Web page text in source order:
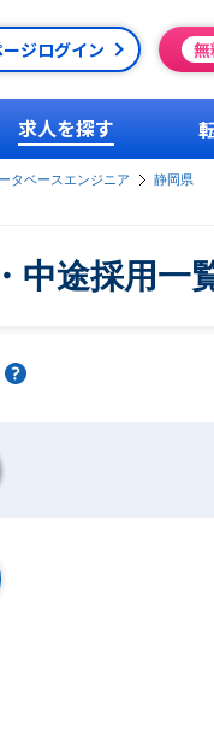
ジログイン
求人を探す
タベースエンジニア
静岡県
中途採用一